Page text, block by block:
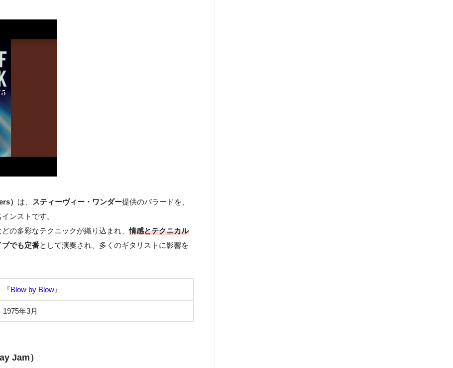
） は、 スティーヴィー・ワンダー提供のバラードを、
ンストです。
どの多彩なテクニックが織り込まれ、情感とテクニカル
ブでも定番として演奏され、多くのギタリストに影響を
『Blow by Blow 』
1975年3月
Jam）